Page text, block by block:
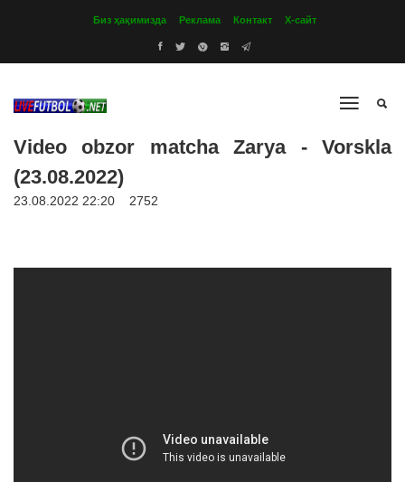
Биз ҳақимизда Реклама Контакт Х-сайт
Video obzor matcha Zarya - Vorskla
(23.08.2022)
23.08.2022 22:20 2752